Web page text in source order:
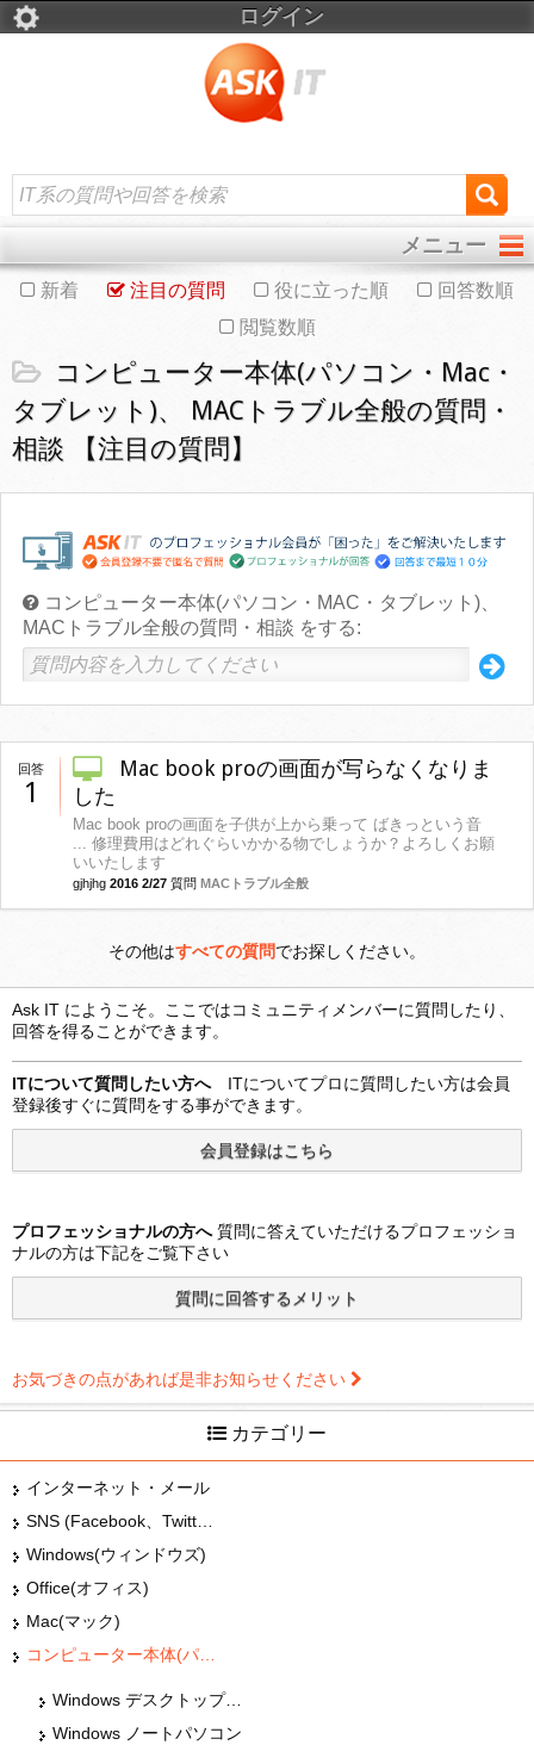
ログイン
メニュー
新着 注目の質問 役に立った順
回答数順
閲覧数順
コンピューター本体(パソコン・Mac・
タブレット)、 MACトラブル全般の質問・
相談 【注目の質問】
コンピューター本体(パソコン・MAC・タブレット)、
MACトラブル全般の質問・相談 をする:
回答
1
Mac book proの画面が写らなくなりま
した
Mac book proの画面を子供が上から乗って ばきっという音
... 修理費用はどれぐらいかかる物でしょうか？よろしくお願
いいたします
gjhjhg 2016 2/27 質問 MACトラブル全般
その他はすべての質問でお探しください。
Ask IT にようこそ。ここではコミュニティメンバーに質問したり、
回答を得ることができます。
ITについて質問したい方へITについてプロに質問したい方は会員
登録後すぐに質問をする事ができます。
プロフェッショナルの方へ質問に答えていただけるプロフェッショ
ナルの方は下記をご覧下さい
お気づきの点があれば是非お知らせください
カテゴリー
インターネット・メール
Windows(ウィンドウズ)
Office(オフィス)
Mac(マック)
Windows デスクトップパソコン
Windows ノートパソコン